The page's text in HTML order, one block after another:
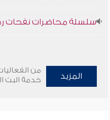
سلسلة محاضرات نفحات
المزيد
من
خدمة البث